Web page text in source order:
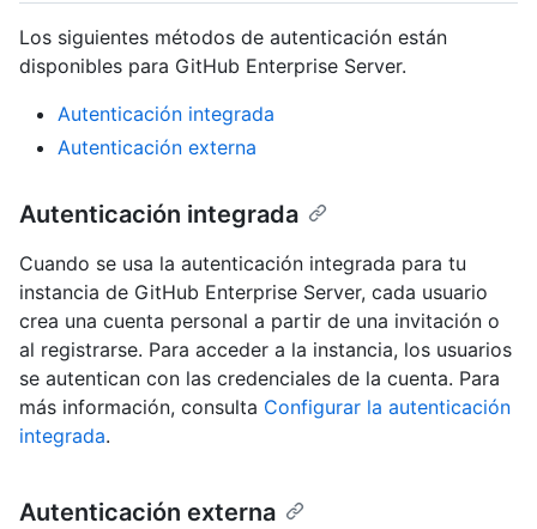
Los siguientes métodos de autenticación están
disponibles para GitHub Enterprise Server.
Autenticación integrada
Autenticación externa
Autenticación integrada
Cuando se usa la autenticación integrada para tu
instancia de GitHub Enterprise Server, cada usuario
crea una cuenta personal a partir de una invitación o
al registrarse. Para acceder a la instancia, los usuarios
se autentican con las credenciales de la cuenta. Para
más información, consulta Configurar la autenticación
integrada.
Autenticación externa